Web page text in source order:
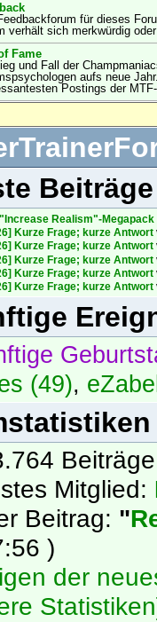
für dieses
verhält sich merkwürdig
Fame
und Fall der
aufs neue
Postings der
Beiträge
Realism"-
Kurze Frage; kurze Antwort
Kurze Frage; kurze Antwort
Kurze Frage; kurze Antwort
Kurze Frage; kurze Antwort
Kurze Frage; kurze Antwort
(49),
Mitglied:
Beitrag: "
)
der